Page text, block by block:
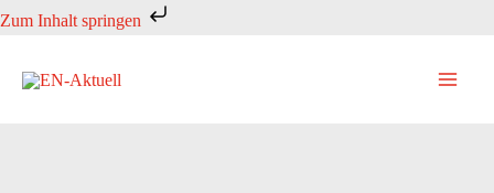
Zum Inhalt springen
Zum
springen